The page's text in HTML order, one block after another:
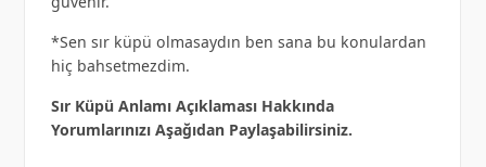
*Sen sır küpü olmasaydın ben sana bu konulardan
hiç bahsetmezdim.
Sır Küpü Anlamı Açıklaması Hakkında
Yorumlarınızı Aşağıdan Paylaşabilirsiniz.